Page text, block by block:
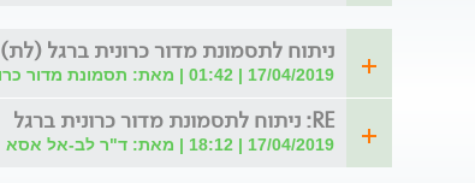
ניתוח לתסמונת מדור כרונית ברגל (לת)
17/04/2019 | 01:42 | מאת: תסמונת מדור כרונית
RE: ניתוח לתסמונת מדור כרונית ברגל
17/04/2019 | 18:12 | מאת: ד"ר לב-אל אסא